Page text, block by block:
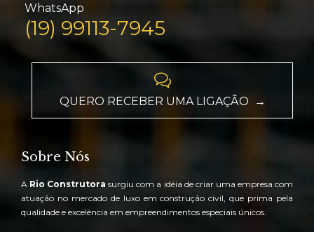
WhatsApp
(19) 99113-7945

QUERO RECEBER UMA LIGAÇÃO →
Sobre Nós
A Rio Construtora surgiu com a idéia de criar uma empresa com
atuação no mercado de luxo em construção civil, que prima pela
qualidade e excelência em empreendimentos especiais únicos.